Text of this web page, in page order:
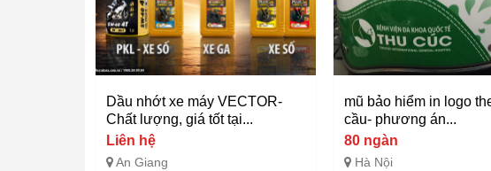
Dầu nhớt xe máy VECTOR-
Chất lượng, giá tốt tại...
Liên hệ
An Giang
mũ bảo hiểm in logo
cầu- phương án...
80 ngàn
Hà Nội